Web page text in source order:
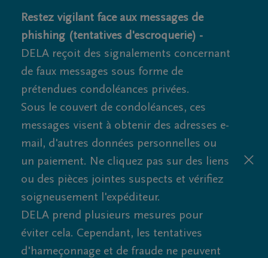
Restez vigilant face aux messages de
phishing (tentatives d'escroquerie) -
DELA reçoit des signalements concernant
de faux messages sous forme de
prétendues condoléances privées.
Sous le couvert de condoléances, ces
messages visent à obtenir des adresses e-
mail, d'autres données personnelles ou
un paiement. Ne cliquez pas sur des liens
ou des pièces jointes suspects et vérifiez
soigneusement l'expéditeur.
DELA prend plusieurs mesures pour
éviter cela. Cependant, les tentatives
d'hameçonnage et de fraude ne peuvent